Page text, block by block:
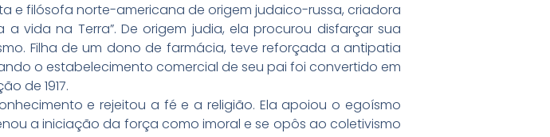
e filósofa norte-americana de origem judaico-russa, criadora
vida na Terra”. De origem judia, ela procurou disfarçar sua
Filha de um dono de farmácia, teve reforçada a antipatia
o estabelecimento comercial de seu pai foi convertido em
de 1917.
e rejeitou a fé e a religião. Ela apoiou o egoísmo
a iniciação da força como imoral e se opôs ao coletivismo